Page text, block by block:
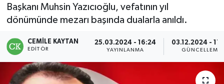
Başkanı Muhsin Yazıcıoğlu, vefatının yıl
dönümünde mezarı başında dualarla anıldı.
CEMILE KAYTAN
EDITÖR
25.03.2024 - 16:24
YAYINLANMA
03.12.2024 -
GÜNCELLEME